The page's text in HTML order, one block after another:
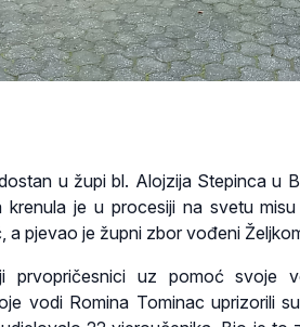
u župi bl. Alojzija Stepinca u
krenula je u procesiji na svetu
a pjevao je župni zbor vođeni
prvopričesnici uz pomoć svoje
vodi Romina Tominac uprizorili